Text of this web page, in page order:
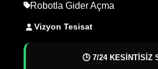
Robotla Gider Açma
Vizyon Tesisat
🕒 7/24 KESİNTİSİZ